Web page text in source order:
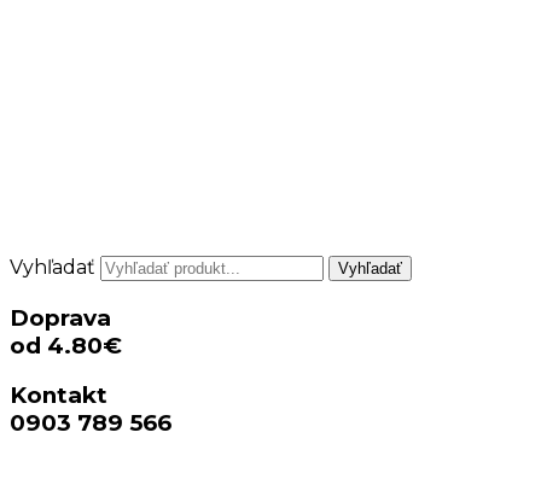
Vyhľadať Vyhľadať
Doprava
od 4.80€
Kontakt
0903 789 566